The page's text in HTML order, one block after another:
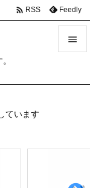

 RSS Feedly
ています